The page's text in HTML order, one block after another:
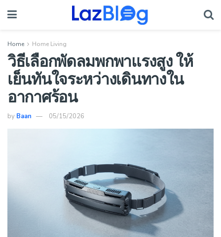
Home Home Living
วิธีเลือกพัดลมพกพาแรงสูง ให้
เย็นทันใจระหว่างเดินทางใน
อากาศร้อน
by Baan 05/15/2026